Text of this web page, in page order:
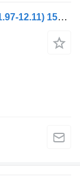
Flexible de climatisation Volvo B12B (01.97-12.11) 1549564 pour Volvo B6, B7, B9, B10, B12 bus (1978-2011)